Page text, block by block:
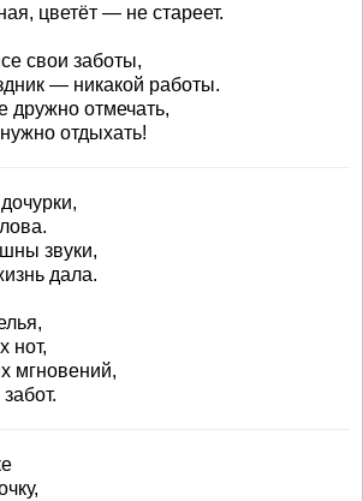
цветёт — не стареет.
свои заботы,
— никакой работы.
дружно отмечать,
отдыхать!
звуки,
дала.
нот,
мгновений,